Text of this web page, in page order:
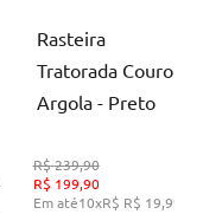
sem juros
Rasteira
Tratorada Couro
Argola - Preto
R$239,90
R$ 199,90
Em até10xR$ R$ 19,99